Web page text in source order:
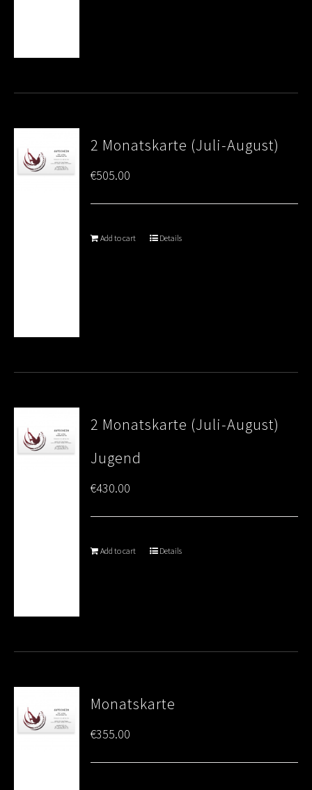
2 Monatskarte (Juli-August)
€505.00
Add to cart Details
2 Monatskarte (Juli-August)
Jugend
€430.00
Add to cart Details
Monatskarte
€355.00